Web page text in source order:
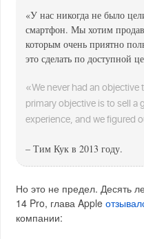
«У нас никогда не было
смартфон. Мы хотим
которым очень приятно
это сделать по доступной
«We never had an
primary objective is to sell a
experience, and we figured
– Тим Кук в 2013 году.
Но это не предел. Десять
14 Pro, глава Apple
компании: